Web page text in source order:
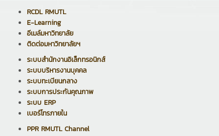
RCDL RMUTL
E-Learning
อีเมล์มหาวิทยาลัย
ติดต่อมหาวิทยาลัยฯ
ระบบสำนักงานอิเล็กทรอนิกส์
ระบบบริหารงานบุคคล
ระบบทะเบียนกลาง
ระบบการประกันคุณภาพ
ระบบ ERP
เบอร์โทรภายใน
PPR RMUTL Channel